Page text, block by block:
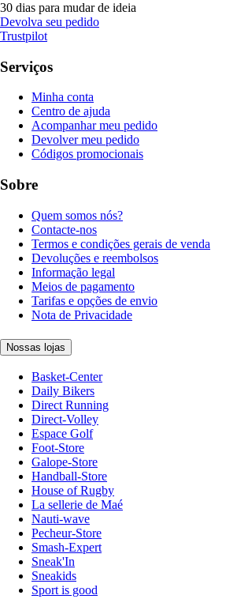
30 dias para mudar de ideia
Devolva seu pedido
Trustpilot
Serviços
Minha conta
Centro de ajuda
Acompanhar meu pedido
Devolver meu pedido
Códigos promocionais
Sobre
Quem somos nós?
Contacte-nos
Termos e condições gerais de venda
Devoluções e reembolsos
Informação legal
Meios de pagamento
Tarifas e opções de envio
Nota de Privacidade
Nossas lojas
Basket-Center
Daily Bikers
Direct Running
Direct-Volley
Espace Golf
Foot-Store
Galope-Store
Handball-Store
House of Rugby
La sellerie de Maé
Nauti-wave
Pecheur-Store
Smash-Expert
Sneak'In
Sneakids
Sport is good